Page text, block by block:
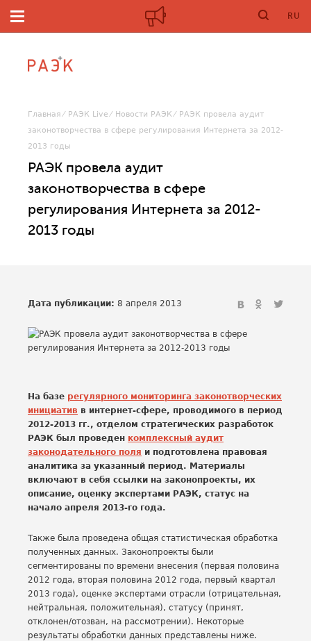
RU
Главная РАЭК Live Новости РАЭК
РАЭК провела аудит
законотворчества в сфере регулирования Интернета за 2012-
2013 годы
РАЭК провела аудит
законотворчества в сфере
регулирования Интернета за 2012-
2013 годы
Дата публикации: 8 апреля 2013
На базе регулярного мониторинга законотворческих
инициатив в интернет-сфере, проводимого в период
2012-2013 гг., отделом стратегических разработок
РАЭК был проведен комплексный аудит
законодательного поля и подготовлена правовая
аналитика за указанный период. Материалы
включают в себя ссылки на законопроекты, их
описание, оценку экспертами РАЭК, статус на
начало апреля 2013-го года.
Также была проведена общая статистическая обработка
полученных данных. Законопроекты были
сегментированы по времени внесения (первая половина
2012 года, вторая половина 2012 года, первый квартал
2013 года), оценке экспертами отрасли (отрицательная,
нейтральная, положительная), статусу (принят,
отклонен/отозван, на рассмотрении). Некоторые
результаты обработки данных представлены ниже.